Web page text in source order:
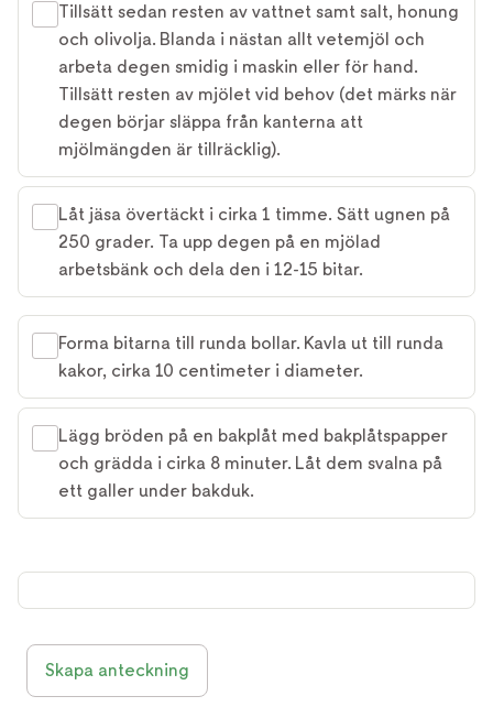
Tillsätt sedan resten av vattnet samt salt, honung
och olivolja. Blanda i nästan allt vetemjöl och
arbeta degen smidig i maskin eller för hand.
Tillsätt resten av mjölet vid behov (det märks när
degen börjar släppa från kanterna att
mjölmängden är tillräcklig).
Låt jäsa övertäckt i cirka 1 timme. Sätt ugnen på
250 grader. Ta upp degen på en mjölad
arbetsbänk och dela den i 12-15 bitar.
Forma bitarna till runda bollar. Kavla ut till runda
kakor, cirka 10 centimeter i diameter.
Lägg bröden på en bakplåt med bakplåtspapper
och grädda i cirka 8 minuter. Låt dem svalna på
ett galler under bakduk.
Skapa anteckning